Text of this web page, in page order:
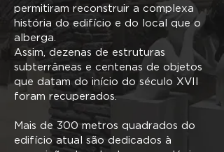
permitiram reconstruir a complexa
história do edifício e do local que o
alberga.
Assim, dezenas de estruturas
subterrâneas e centenas de objetos
que datam do início do século XVII
foram recuperados.
Mais de 300 metros quadrados do
edifício atual são dedicados à